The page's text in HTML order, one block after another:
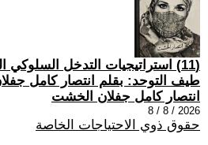
(11) استراتيجيات التدخل السلوكي
طيف التوحد: بقلم انتصار كامل
انتصار كامل جفلان الخشت
2026 / 8 / 8
حقوق ذوي الاحتياجات الخاصة